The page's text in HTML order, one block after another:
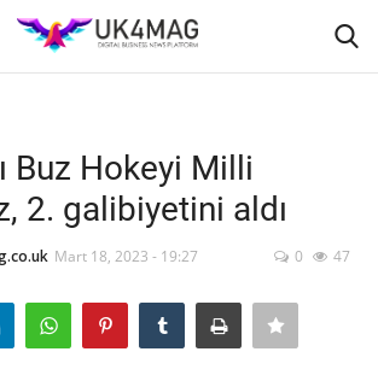
Buz Hokeyi Milli
2. galibiyetini aldı
Mart 18, 2023 - 19:27 0 47